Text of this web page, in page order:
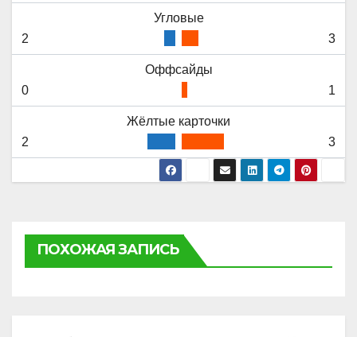
Угловые
2
3
Оффсайды
0
1
Жёлтые карточки
2
3
ПОХОЖАЯ ЗАПИСЬ